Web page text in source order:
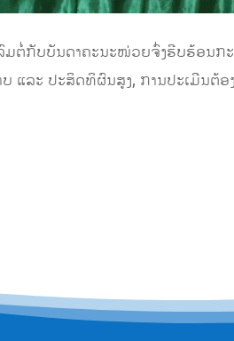
ມຕໍ່ກັບບັນດາຄະນະໜ່ວຍຈົ່ງຮີບຮ້ອນ
ລະ ປະສິດທິຜົນສູງ, ການປະເມີນຕ້